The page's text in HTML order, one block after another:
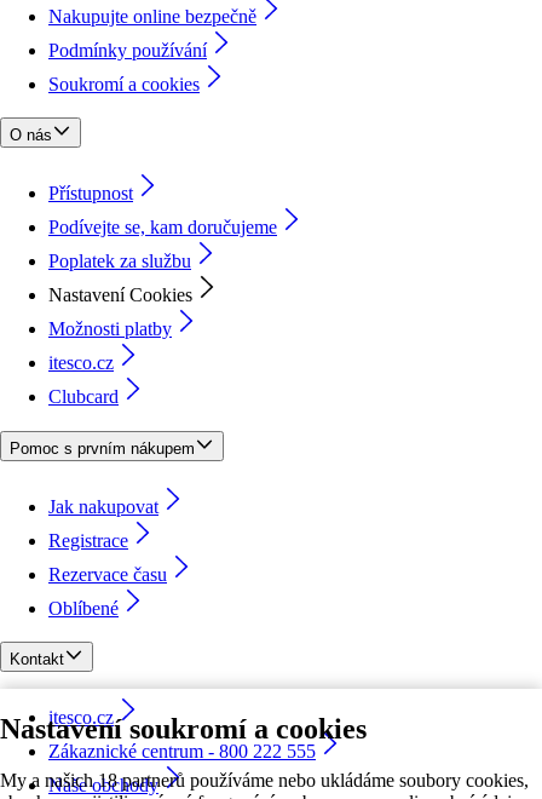
Nastavení soukromí a cookies
My a našich 18 partnerů používáme nebo ukládáme soubory cookies,
Nakupujte online bezpečně
Podmínky používání
Soukromí a cookies
O nás
Přístupnost
Podívejte se, kam doručujeme
Poplatek za službu
Nastavení Cookies
Možnosti platby
itesco.cz
Clubcard
Pomoc s prvním nákupem
Jak nakupovat
Registrace
Rezervace času
Oblíbené
Kontakt
itesco.cz
Zákaznické centrum - 800 222 555
Naše obchody